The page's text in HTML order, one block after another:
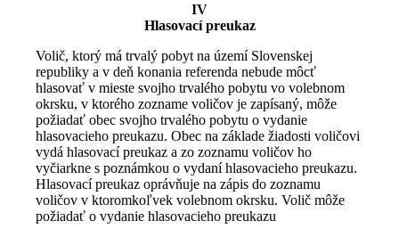
IV
Hlasovací preukaz
Volič, ktorý má trvalý pobyt na území Slovenskej
republiky a v deň konania referenda nebude môcť
hlasovať v mieste svojho trvalého pobytu vo volebnom
okrsku, v ktorého zozname voličov je zapísaný, môže
požiadať obec svojho trvalého pobytu o vydanie
hlasovacieho preukazu. Obec na základe žiadosti voličovi
vydá hlasovací preukaz a zo zoznamu voličov ho
vyčiarkne s poznámkou o vydaní hlasovacieho preukazu.
Hlasovací preukaz oprávňuje na zápis do zoznamu
voličov v ktoromkoľvek volebnom okrsku. Volič môže
požiadať o vydanie hlasovacieho preukazu